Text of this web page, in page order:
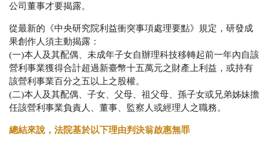
公司董事才要揭露。
從最新的《中央研究院利益衝突事項處理要點》規定，研發成
果創作人須主動揭露：
(一)本人及其配偶、未成年子女自辦理科技移轉起前一年內自該
營利事業獲得合計超過新臺幣十五萬元之財產上利益，或持有
該營利事業百分之五以上之股權。
(二)本人及其配偶、子女、父母、祖父母、孫子女或兄弟姊妹擔
任該營利事業負責人、董事、監察人或經理人之職務。
總結來說，法院基於以下理由判決翁啟惠無罪